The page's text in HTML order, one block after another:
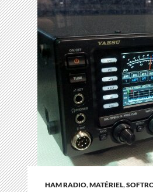
HAM RADIO,MATÉRIEL,